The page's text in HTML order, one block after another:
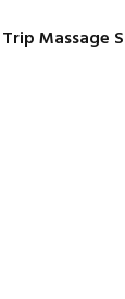
Massage